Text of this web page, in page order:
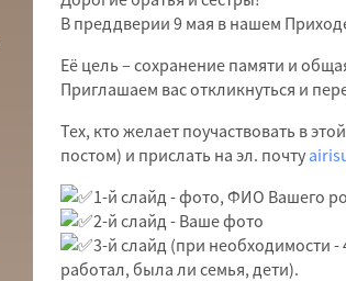
В преддверии 9 мая в нашем
Её цель – сохранение памяти и
Приглашаем вас откликнуться и
Тех, кто желает поучаствовать в
постом) и прислать на эл. почту
1-й слайд - фото, ФИО Вашего
2-й слайд - Ваше фото
3-й слайд (при необходимости
работал, была ли семья, дети).